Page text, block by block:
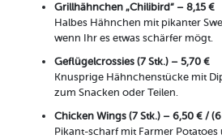
Grillhähnchen „Chilibird“ – 8,15 €
Halbes Hähnchen mit pikanter
wenn Ihr es etwas schärfer mögt.
Geflügelcrossies (7 Stk.) – 5,70 €
Knusprige Hähnchenstücke mit
zum Snacken oder Teilen.
Chicken Wings (7 Stk.) – 6,50 € /
Pikant-scharf mit Farmer Potatoes